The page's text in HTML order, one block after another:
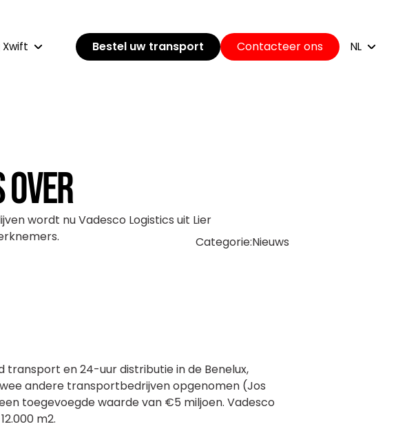
Xwift Bestel uw transport Contacteer ons NL
over
wordt nu Vadesco Logistics uit Lier
Categorie:Nieuws
transport en 24-uur distributie in de Benelux,
andere transportbedrijven opgenomen (Jos
toegevoegde waarde van €5 miljoen. Vadesco
m2.